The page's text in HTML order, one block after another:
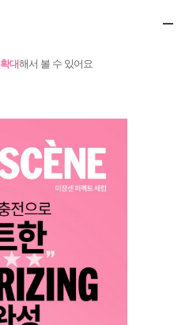
확대해서 볼 수 있어요